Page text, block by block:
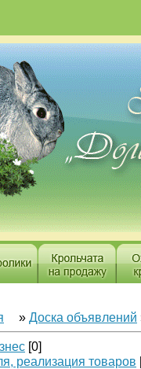
» Доска объявлений
[0]
реализация товаров